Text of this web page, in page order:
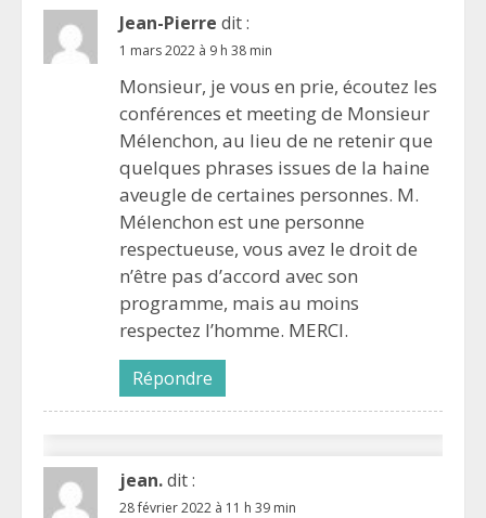
Jean-Pierre dit :
1 mars 2022 à 9 h 38 min
Monsieur, je vous en prie, écoutez les
conférences et meeting de Monsieur
Mélenchon, au lieu de ne retenir que
quelques phrases issues de la haine
aveugle de certaines personnes. M.
Mélenchon est une personne
respectueuse, vous avez le droit de
n’être pas d’accord avec son
programme, mais au moins
respectez l’homme. MERCI.
Répondre
jean.dit :
28 février 2022 à 11 h 39 min